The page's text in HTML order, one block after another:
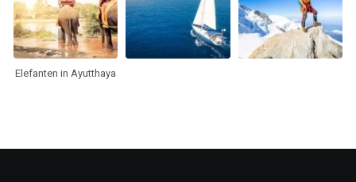
Elefanten in Ayutthaya